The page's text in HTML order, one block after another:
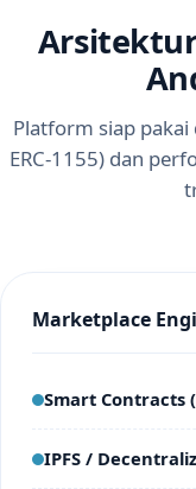
Platform siap pakai
ERC-1155) dan
Marketplace
Smart Contracts
IPFS /